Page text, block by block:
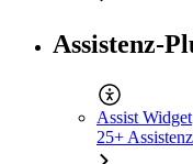
Assistenz-
Assist Widget
25+